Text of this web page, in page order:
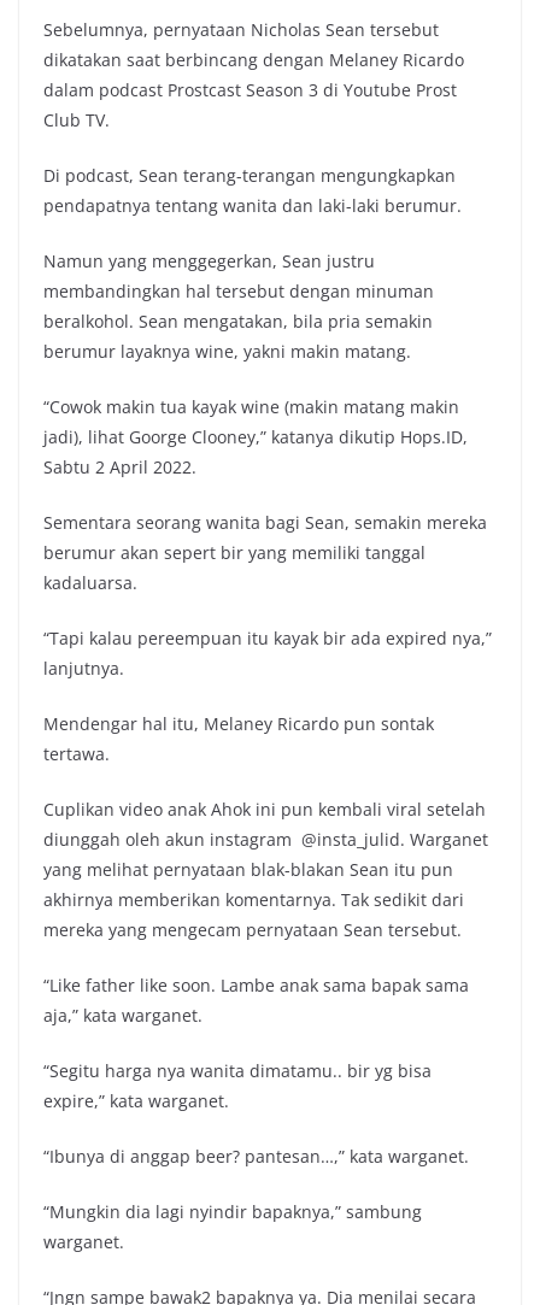
Sebelumnya, pernyataan Nicholas Sean tersebut
dikatakan saat berbincang dengan Melaney Ricardo
dalam podcast Prostcast Season 3 di Youtube Prost
Club TV.
Di podcast, Sean terang-terangan mengungkapkan
pendapatnya tentang wanita dan laki-laki berumur.
Namun yang menggegerkan, Sean justru
membandingkan hal tersebut dengan minuman
beralkohol. Sean mengatakan, bila pria semakin
berumur layaknya wine, yakni makin matang.
“Cowok makin tua kayak wine (makin matang makin
jadi), lihat Goorge Clooney,” katanya dikutip Hops.ID,
Sabtu 2 April 2022.
Sementara seorang wanita bagi Sean, semakin mereka
berumur akan sepert bir yang memiliki tanggal
kadaluarsa.
“Tapi kalau pereempuan itu kayak bir ada expired nya,”
lanjutnya.
Mendengar hal itu, Melaney Ricardo pun sontak
tertawa.
Cuplikan video anak Ahok ini pun kembali viral setelah
diunggah oleh akun instagram @insta_julid. Warganet
yang melihat pernyataan blak-blakan Sean itu pun
akhirnya memberikan komentarnya. Tak sedikit dari
mereka yang mengecam pernyataan Sean tersebut.
“Like father like soon. Lambe anak sama bapak sama
aja,” kata warganet.
“Segitu harga nya wanita dimatamu.. bir yg bisa
expire,” kata warganet.
“Ibunya di anggap beer? pantesan…,” kata warganet.
“Mungkin dia lagi nyindir bapaknya,” sambung
warganet.
“Jngn sampe bawak2 bapaknya ya. Dia menilai secara